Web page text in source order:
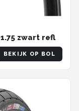
zwart refl
BEKIJK OP BOL